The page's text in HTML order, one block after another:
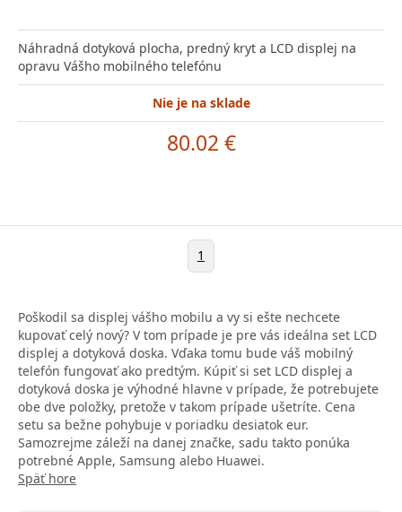
Náhradná dotyková plocha, predný kryt a LCD displej na
opravu Vášho mobilného telefónu
Nie je na sklade
80.02 €
1
Poškodil sa displej vášho mobilu a vy si ešte nechcete
kupovať celý nový? V tom prípade je pre vás ideálna set LCD
displej a dotyková doska. Vďaka tomu bude váš mobilný
telefón fungovať ako predtým. Kúpiť si set LCD displej a
dotyková doska je výhodné hlavne v prípade, že potrebujete
obe dve položky, pretože v takom prípade ušetríte. Cena
setu sa bežne pohybuje v poriadku desiatok eur.
Samozrejme záleží na danej značke, sadu takto ponúka
potrebné Apple, Samsung alebo Huawei.
Späť hore